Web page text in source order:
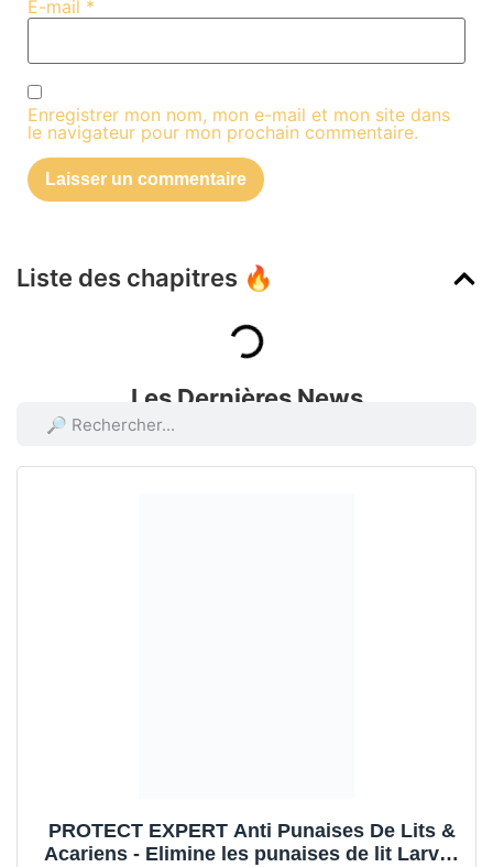
Liste des chapitres 🔥
E-mail *
Enregistrer mon nom, mon e-mail et mon site dans
le navigateur pour mon prochain commentaire.
Les Dernières News
PROTECT EXPERT Anti Punaises De Lits &
Acariens - Elimine les punaises de lit Larves